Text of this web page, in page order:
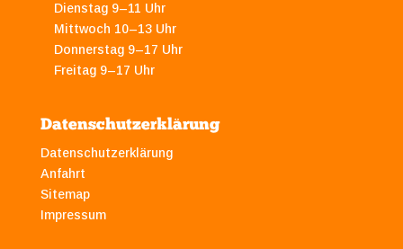
Dienstag 9–11 Uhr
Mittwoch 10–13 Uhr
Donnerstag 9–17 Uhr
Freitag 9–17 Uhr
Datenschutzerklärung
Datenschutzerklärung
Anfahrt
Sitemap
Impressum